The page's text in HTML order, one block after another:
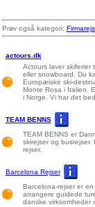
Prøv også kategori:
actours.dk
Actours laver skiferier
eller snowboard. Du
Europæiske ski-
Monte Rosa i Italien.
i Norge. Vi har det
TEAM BENNS
TEAM BENNS er
skirejser og
rejser.
Barcelona Rejser
Barcelona-rejser er
arrangere guidede
danske virksomheder